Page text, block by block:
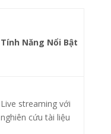
Tính Năng Nổi Bật
Live streaming với
nghiên cứu tài liệu